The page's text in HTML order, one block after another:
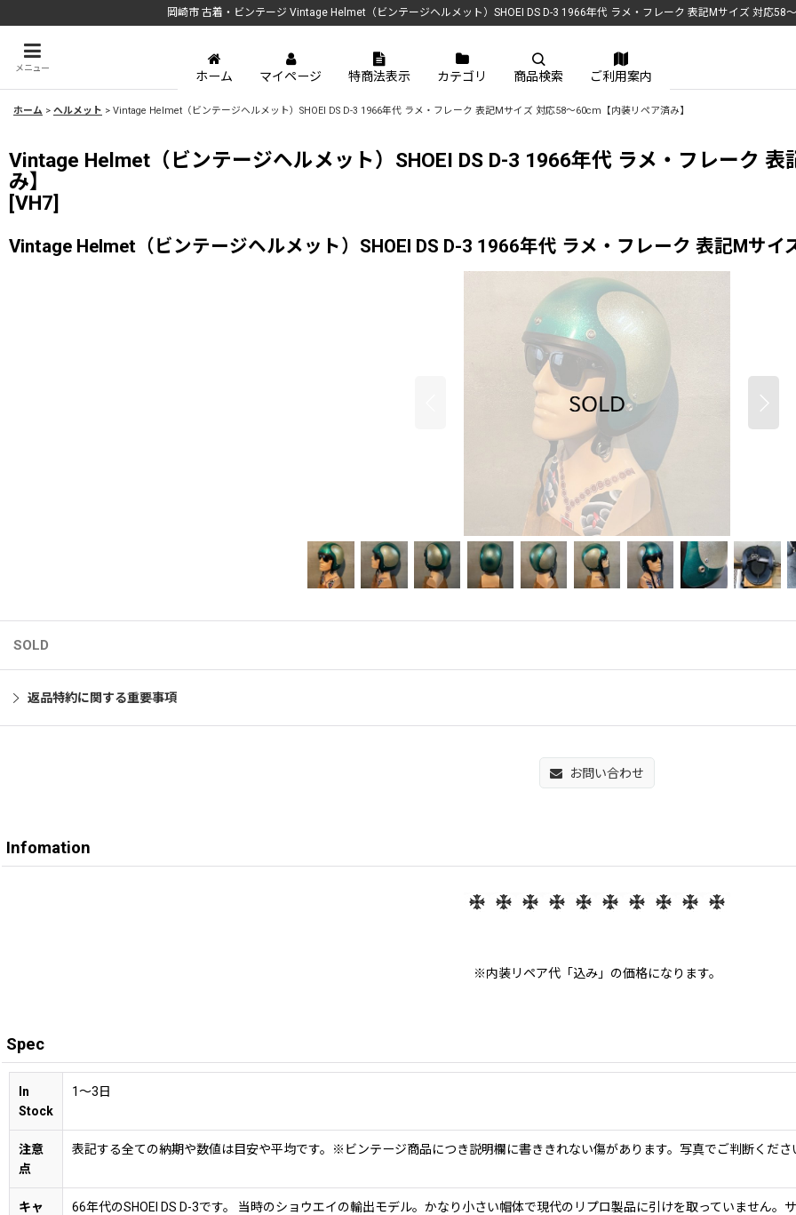
岡崎市 古着・ビンテージ Vintage Helmet（ビンテージヘルメット）SHOEI DS D-3 1966年代 ラメ・フレーク 表記Mサイズ 対応58
メニュー
ホーム マイページ 特商法表示 カテゴリ 商品検索 ご利用案内
ホーム > ヘルメット > Vintage Helmet（ビンテージヘルメット）SHOEI DS D-3 1966年代 ラメ・フレーク 表記Mサイズ 対応58〜60cm【内装リペア済み】
Vintage Helmet（ビンテージヘルメット）SHOEI DS D-3 1966年代 ラメ・フレーク
み】
[VH7]
Vintage Helmet（ビンテージヘルメット）SHOEI DS D-3 1966年代 ラメ・フレーク 表記Mサ
SOLD
返品特約に関する重要事項
お問い合わせ
Infomation
※内装リペア代「込み」の価格になります。
Spec
In
Stock
1〜3日
注意
点
表記する全ての納期や数値は目安や平均です。※ビンテージ商品につき説明欄に書ききれない傷があります。写真でご判断くださ
キャ
66年代のSHOEI DS D-3です。 当時のショウエイの輸出モデル。かなり小さい帽体で現代のリプロ製品に引けを取っていません